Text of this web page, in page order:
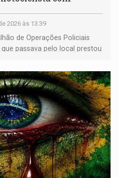
2026 às 13:39
de Operações Policiais
passava pelo local prestou